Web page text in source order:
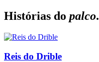
Histórias do palco.
Reis do Drible